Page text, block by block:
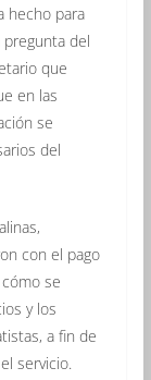
hecho para
del
que
en las
se
del
con el pago
se
y los
a fin de
servicio.